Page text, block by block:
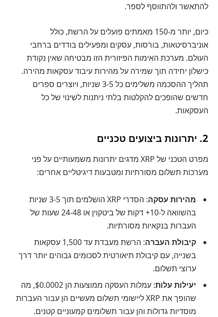
להתאשר ולהתווסף לספר.
כיום, יותר מ-150 מאמתים פועלים על הרשת, כולל
אוניברסיטאות, בורסות, עסקים ומפעילים בודדים ברחבי
העולם. מערכת האימות הפיזורית הזו מבטיחה שאין נקודת
כישלון יחידה תוך שמירה על מהירות עיבוד עסקאות מהירה.
תהליך ההסכמה משלימים כל 3-5 שניות, ויוצרים ספרים
חדשים שהופכים להקלטות בלתי ניתנות לשינוי של כל
העסקאות.
2. יתרונות ביצועים טכניים
מפרט הטכני של XRP מדגים יתרונות משמעותיים על פני
מערכות תשלום מסורתיות ומטבעות דיגיטליים אחרים:
מהירות עסקה
: הסדרי XRP הושלמים תוך 3-5 שניות
בהשוואה ל-10+ דקות של ביטקוין או 24-48 שעות של
העברות בנקאיות מסורתיות.
קיבולת העברה
: הרשת מעבדת עד 1,500 עסקאות
בשנייה, עם קיבולת תיאורטית לסכומים גבוהים יותר דרך
ערוצי תשלום.
יעילות עלות
: עמלות העסקה ממוצעות הן $0.0002, מה
שהופך את XRP ליישומי תשלום מעשיים הן עבור העברות
מוסדיות גדולות והן עבור תשלומים קמעוניים קטנים.